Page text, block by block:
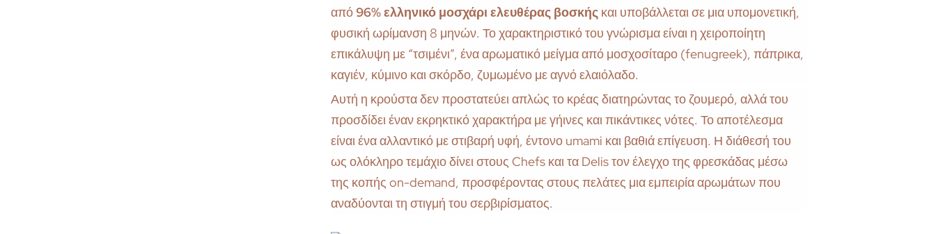
από96% ελληνικό μοσχάρι ελευθέρας βοσκής και υποβάλλεται σε μια υπομονετική,
φυσική ωρίμανση 8 μηνών. Το χαρακτηριστικό του γνώρισμα είναι η χειροποίητη
επικάλυψη με “τσιμένι”, ένα αρωματικό μείγμα από μοσχοσίταρο (fenugreek), πάπρικα,
καγιέν, κύμινο και σκόρδο, ζυμωμένο με αγνό ελαιόλαδο.
Αυτή η κρούστα δεν προστατεύει απλώς το κρέας διατηρώντας το ζουμερό, αλλά του
προσδίδει έναν εκρηκτικό χαρακτήρα με γήινες και πικάντικες νότες. Το αποτέλεσμα
είναι ένα αλλαντικό με στιβαρή υφή, έντονο umami και βαθιά επίγευση. Η διάθεσή του
ως ολόκληρο τεμάχιο δίνει στους Chefs και τα Delis τον έλεγχο της φρεσκάδας μέσω
της κοπής on-demand, προσφέροντας στους πελάτες μια εμπειρία αρωμάτων που
αναδύονται τη στιγμή του σερβιρίσματος.